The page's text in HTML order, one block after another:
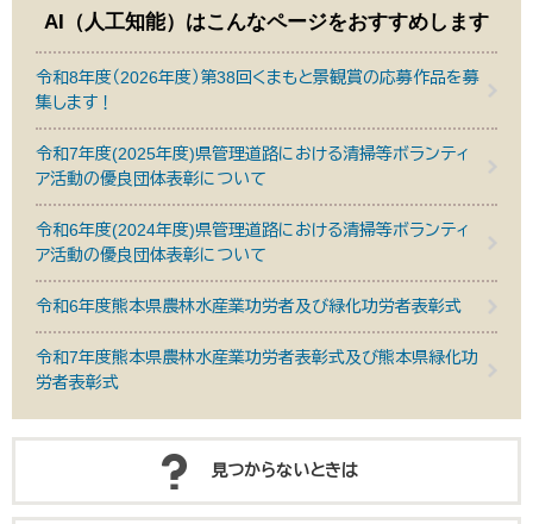
AI（人工知能）はこんなページをおすすめします
令和8年度（2026年度）第38回くまもと景観賞の応募作品を募
集します！
令和7年度(2025年度)県管理道路における清掃等ボランティ
ア活動の優良団体表彰について
令和6年度(2024年度)県管理道路における清掃等ボランティ
ア活動の優良団体表彰について
令和6年度熊本県農林水産業功労者及び緑化功労者表彰式
令和7年度熊本県農林水産業功労者表彰式及び熊本県緑化功
労者表彰式
見つからないときは